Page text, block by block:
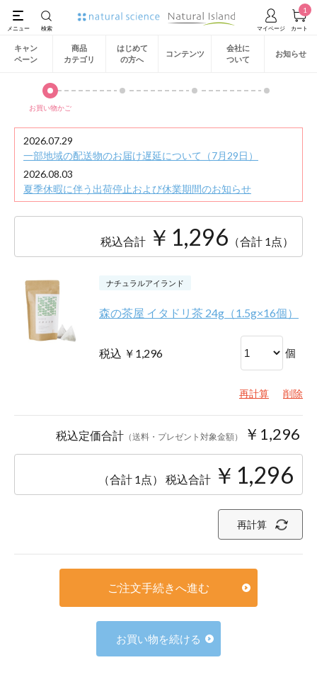
1
キャン
ペーン
商品
カテゴリ
はじめて
の方へ
コンテンツ
会社に
ついて
お知らせ
お買い物かご
2026.07.29
一部地域の配送物のお届け遅延について（7月29日）
2026.08.03
夏季休暇に伴う出荷停止および休業期間のお知らせ
税込合計 ￥1,296 （合計 1点）
ナチュラルアイランド
森の茶屋 イタドリ茶 24g（1.5g×16個）
税込 ￥1,296 個
再計算 削除
税込定価合計 （送料・プレゼント対象金額） ￥1,296
（合計 1点） 税込合計 ￥1,296
再計算
ご注文手続きへ進む
お買い物を続ける